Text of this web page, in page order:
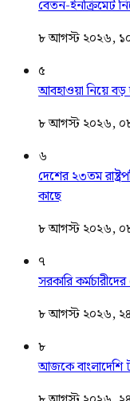
বেতন-ইনক্রিমেট
৮ আগস্ট ২০২৬,
৫
আবহাওয়া নিয়ে বড়
৮ আগস্ট ২০২৬,
৬
দেশের ২৩তম
কাছে
৮ আগস্ট ২০২৬,
৭
সরকারি
৮ আগস্ট ২০২৬,
৮
আজকে বাংলাদেশি